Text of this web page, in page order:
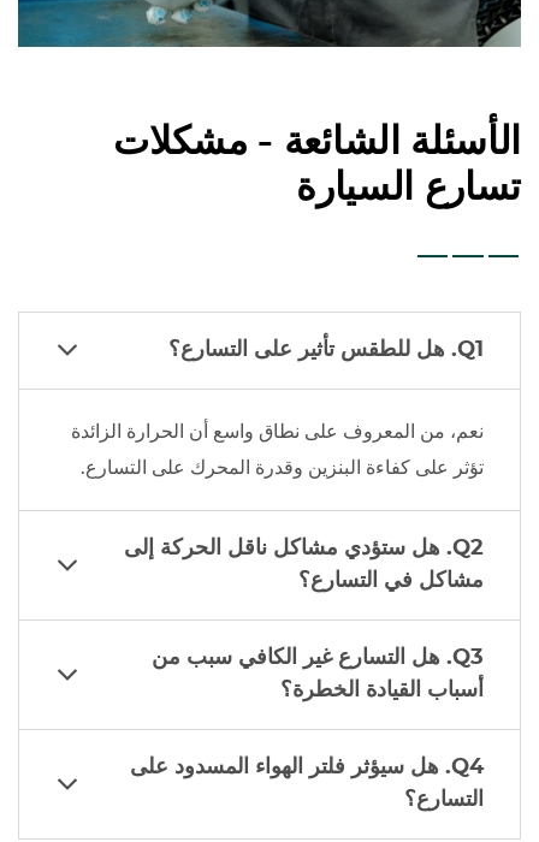
الأسئلة الشائعة - مشكلات
تسارع السيارة
Q1. هل للطقس تأثير على التسارع؟
نعم، من المعروف على نطاق واسع أن الحرارة الزائدة
تؤثر على كفاءة البنزين وقدرة المحرك على التسارع.
Q2. هل ستؤدي مشاكل ناقل الحركة إلى
مشاكل في التسارع؟
Q3. هل التسارع غير الكافي سبب من
أسباب القيادة الخطرة؟
Q4. هل سيؤثر فلتر الهواء المسدود على
التسارع؟